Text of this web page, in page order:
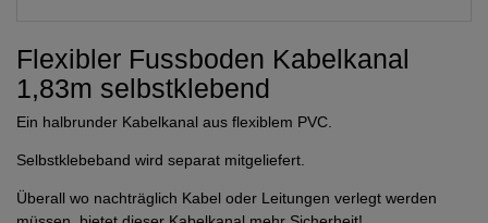
Flexibler Fussboden Kabelkanal
1,83m selbstklebend
Ein halbrunder Kabelkanal aus flexiblem PVC.
Selbstklebeband wird separat mitgeliefert.
Überall wo nachträglich Kabel oder Leitungen verlegt werden